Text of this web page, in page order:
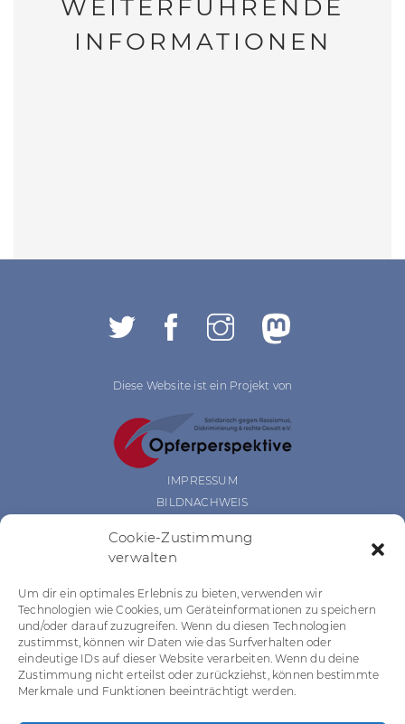
Cookie-Zustimmung
verwalten
Um dir ein optimales Erlebnis zu bieten, verwenden wir
Technologien wie Cookies, um Geräteinformationen zu speichern
und/oder darauf zuzugreifen. Wenn du diesen Technologien
zustimmst, können wir Daten wie das Surfverhalten oder
eindeutige IDs auf dieser Website verarbeiten. Wenn du deine
Zustimmung nicht erteilst oder zurückziehst, können bestimmte
Merkmale und Funktionen beeinträchtigt werden.
WEITERFÜHRENDE
INFORMATIONEN
Diese Website ist ein Projekt von
IMPRESSUM
BILDNACHWEIS
BARRIEREFREIHEIT
COOKIE RICHTLINIEN
Das Projekt wurde gefördert durch:
Das Projekt wurde gefördert durch: